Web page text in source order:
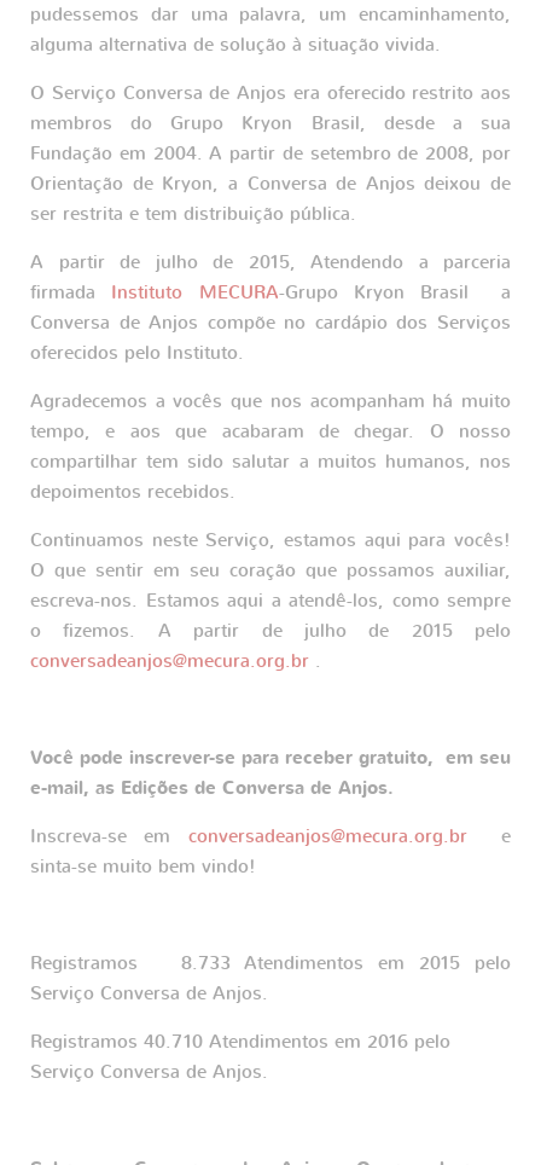
pudessemos dar uma palavra, um encaminhamento,
alguma alternativa de solução à situação vivida.
O Serviço Conversa de Anjos era oferecido restrito aos
membros do Grupo Kryon Brasil, desde a sua
Fundação em 2004. A partir de setembro de 2008, por
Orientação de Kryon, a Conversa de Anjos deixou de
ser restrita e tem distribuição pública.
A partir de julho de 2015, Atendendo a parceria
firmada Instituto MECURA-Grupo Kryon Brasil a
Conversa de Anjos compõe no cardápio dos Serviços
oferecidos pelo Instituto.
Agradecemos a vocês que nos acompanham há muito
tempo, e aos que acabaram de chegar. O nosso
compartilhar tem sido salutar a muitos humanos, nos
depoimentos recebidos.
Continuamos neste Serviço, estamos aqui para vocês!
O que sentir em seu coração que possamos auxiliar,
escreva-nos. Estamos aqui a atendê-los, como sempre
o fizemos. A partir de julho de 2015 pelo
conversadeanjos@mecura.org.br .
Você pode inscrever-se para receber gratuito, em seu
e-mail, as Edições de Conversa de Anjos.
Inscreva-se em conversadeanjos@mecura.org.bre
sinta-se muito bem vindo!
Registramos 8.733 Atendimentos em 2015 pelo
Serviço Conversa de Anjos.
Registramos 40.710 Atendimentos em 2016 pelo
Serviço Conversa de Anjos.